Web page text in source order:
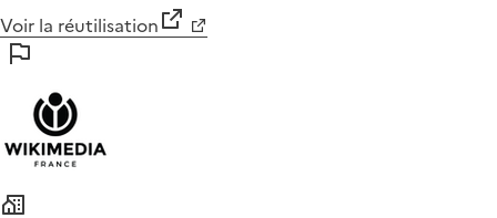
Voir la réutilisation